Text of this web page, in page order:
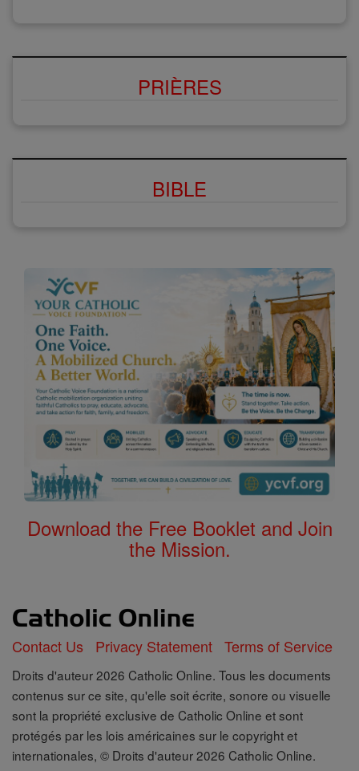
PRIÈRES
BIBLE
Download the Free Booklet and Join
the Mission.
Contact Us Privacy Statement Terms of Service
Droits d'auteur 2026 Catholic Online. Tous les documents
contenus sur ce site, qu'elle soit écrite, sonore ou visuelle
sont la propriété exclusive de Catholic Online et sont
protégés par les lois américaines sur le copyright et
internationales, © Droits d'auteur 2026 Catholic Online.